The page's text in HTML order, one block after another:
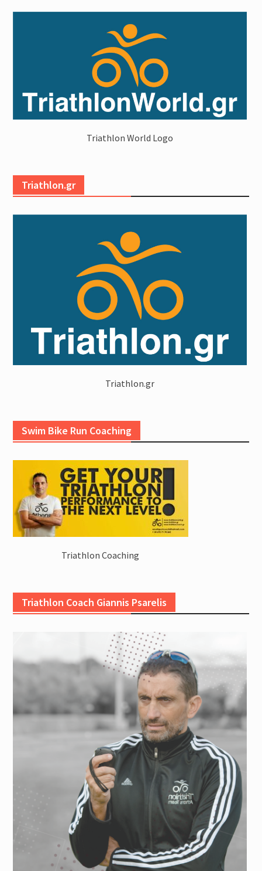
Triathlon World Logo
Triathlon.gr
Triathlon.gr
Swim Bike Run Coaching
Triathlon Coaching
Triathlon Coach Giannis Psarelis